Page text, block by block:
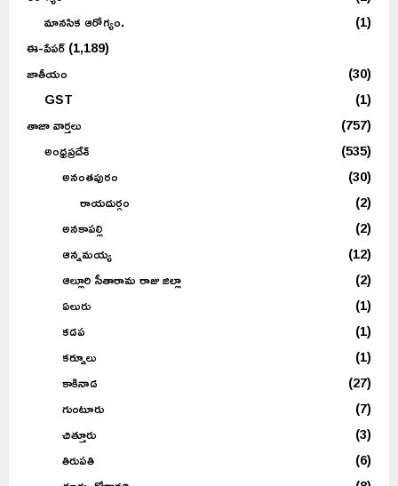
మానసిక ఆరోగ్యం.
(1)
ఈ-పేపర్(1,189)
జాతీయం
(30)
GST
(1)
తాజా వార్తలు
(757)
అంధ్రప్రదేశ్
(535)
అనంతపురం
(30)
రాయదుర్గం
(2)
అనకాపల్లి
(2)
ఆన్నమయ్య
(12)
ఆల్లూరి సీతారామ రాజు జిల్లా
(2)
ఏలురు
(1)
కడప
(1)
కర్నూలు
(1)
కాకినాడ
(27)
గుంటూరు
(7)
చిత్తూరు
(3)
తిరుపతి
(6)